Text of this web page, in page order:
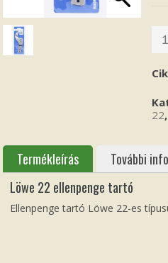
22,
Termékleírás
További
Löwe 22 ellenpenge tartó
Ellenpenge tartó Löwe 22-es